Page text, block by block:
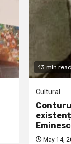
13 min read
Cultural
May 14,